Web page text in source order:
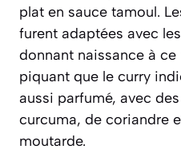
plat en sauce tamoul.
furent adaptées avec
donnant naissance à
piquant que le curry
aussi parfumé, avec
curcuma, de coriandre
moutarde.